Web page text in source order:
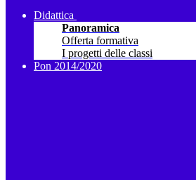
Didattica
Panoramica
Offerta formativa
I progetti delle classi
Pon 2014/2020